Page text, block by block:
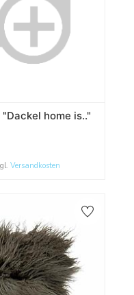
home is.."
Versandkosten